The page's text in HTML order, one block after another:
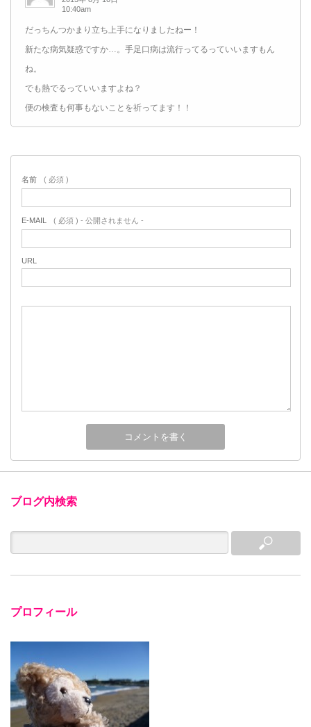
10:40am
だっちんつかまり立ち上手になりましたねー！
新たな病気疑惑ですか…。手足口病は流行ってるっていいますもん
ね。
でも熱でるっていいますよね？
便の検査も何事もないことを祈ってます！！
名前 ( 必須 )
E-MAIL ( 必須 ) - 公開されません -
URL
ブログ内検索
プロフィール